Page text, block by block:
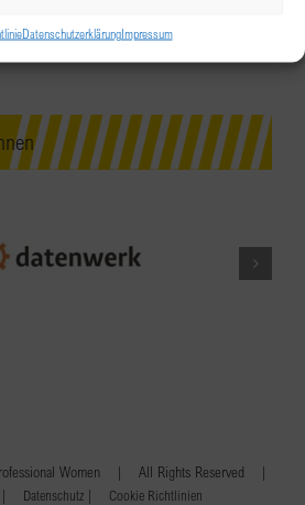
DatenschutzerklärungImpressum
Women | All Rights Reserved |
Datenschutz | Cookie Richtlinien